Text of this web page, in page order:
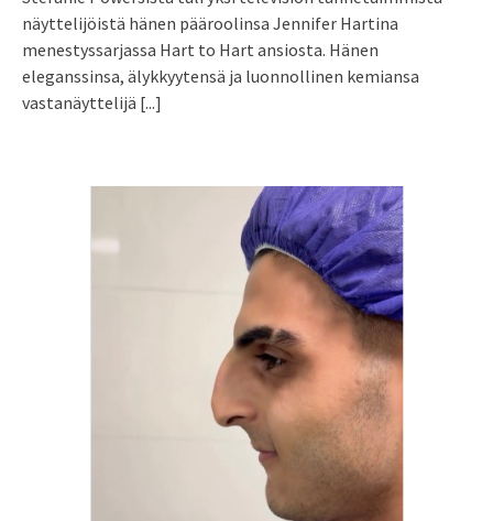
näyttelijöistä hänen pääroolinsa Jennifer Hartina
menestyssarjassa Hart to Hart ansiosta. Hänen
eleganssinsa, älykkyytensä ja luonnollinen kemiansa
vastanäyttelijä [...]